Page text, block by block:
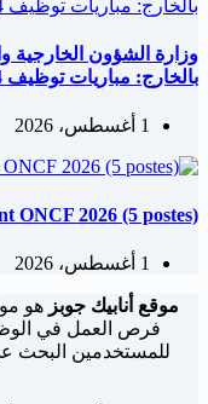
وزارة الشؤون الخارجية
بالخارج: مباريات توظيف 154 منصبًا
1 أغسطس، 2026
ONCF 2026 (5 postes)
1 أغسطس، 2026
موقع أنابيك جوبزهو
فرص العمل في
للمستخدمين البحث